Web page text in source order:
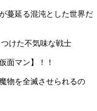
蔓延る混沌とした世界だ
けた不気味な戦士
面マン】！！
物を全滅させられるの